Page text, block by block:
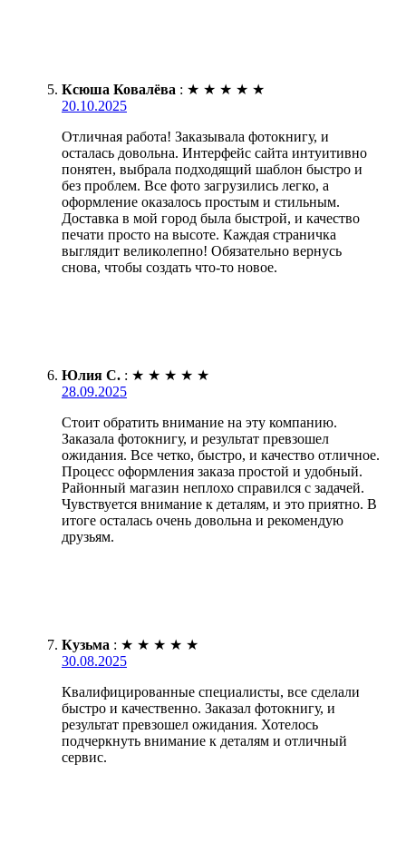
Ксюша Ковалёва : ★ ★ ★ ★ ★
20.10.2025
Отличная работа! Заказывала фотокнигу, и
осталась довольна. Интерфейс сайта интуитивно
понятен, выбрала подходящий шаблон быстро и
без проблем. Все фото загрузились легко, а
оформление оказалось простым и стильным.
Доставка в мой город была быстрой, и качество
печати просто на высоте. Каждая страничка
выглядит великолепно! Обязательно вернусь
снова, чтобы создать что-то новое.
Юлия С. : ★ ★ ★ ★ ★
28.09.2025
Стоит обратить внимание на эту компанию.
Заказала фотокнигу, и результат превзошел
ожидания. Все четко, быстро, и качество отличное.
Процесс оформления заказа простой и удобный.
Районный магазин неплохо справился с задачей.
Чувствуется внимание к деталям, и это приятно. В
итоге осталась очень довольна и рекомендую
друзьям.
Кузьма : ★ ★ ★ ★ ★
30.08.2025
Квалифицированные специалисты, все сделали
быстро и качественно. Заказал фотокнигу, и
результат превзошел ожидания. Хотелось
подчеркнуть внимание к деталям и отличный
сервис.